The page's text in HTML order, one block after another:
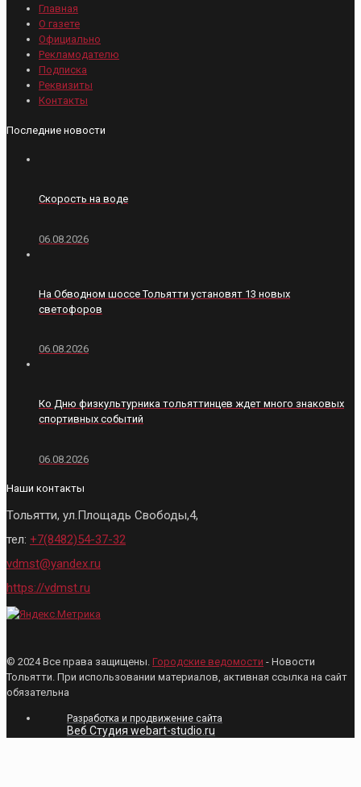
Главная
О газете
Официально
Рекламодателю
Подписка
Реквизиты
Контакты
Последние новости
Скорость на воде
06.08.2026
На Обводном шоссе Тольятти установят 13 новых
светофоров
06.08.2026
Ко Дню физкультурника тольяттинцев ждет много знаковых
спортивных событий
06.08.2026
Наши контакты
Тольятти, ул.Площадь Свободы,4,
тел: +7(8482)54-37-32
vdmst@yandex.ru
https://vdmst.ru
© 2024 Все права защищены. Городские ведомости - Новости
Тольятти. При использовании материалов, активная ссылка на сайт
обязательна
Разработка и продвижение сайта
Веб Студия webart-studio.ru